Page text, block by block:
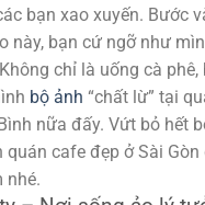
bạn xao xuyến. Bước
này, bạn cứ ngỡ như
chỉ là uống cà phê,
bộ ảnh “chất lừ” tại
nữa đấy. Vứt bỏ hết
quán cafe đẹp ở Sài Gòn
nhé.